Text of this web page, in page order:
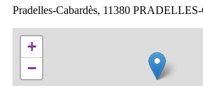
Pradelles-Cabardès, 11380
+
−